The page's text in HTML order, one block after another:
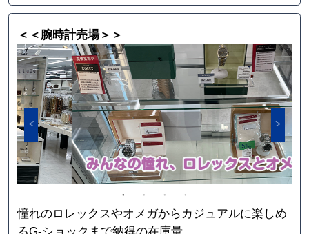
＜＜腕時計売場＞＞
憧れのロレックスやオメガからカジュアルに楽しめ